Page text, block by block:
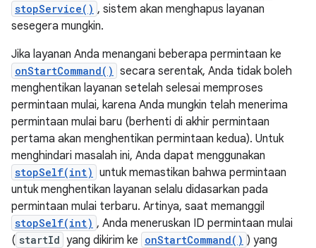
stopService() , sistem akan menghapus layanan
sesegera mungkin.
Jika layanan Anda menangani beberapa permintaan ke
onStartCommand() secara serentak, Anda tidak boleh
menghentikan layanan setelah selesai memproses
permintaan mulai, karena Anda mungkin telah menerima
permintaan mulai baru (berhenti di akhir permintaan
pertama akan menghentikan permintaan kedua). Untuk
menghindari masalah ini, Anda dapat menggunakan
stopSelf(int) untuk memastikan bahwa permintaan
untuk menghentikan layanan selalu didasarkan pada
permintaan mulai terbaru. Artinya, saat memanggil
stopSelf(int) , Anda meneruskan ID permintaan mulai
( startId yang dikirim ke onStartCommand() ) yang